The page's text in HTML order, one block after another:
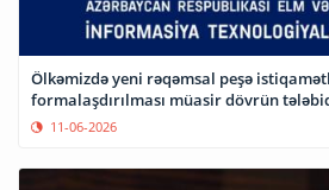
Ölkəmizdə yeni rəqəmsal peşə
formalaşdırılması müasir dövrün
11-06-2026